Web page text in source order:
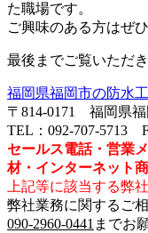
た職場です。
ご興味のある方はぜひ
最後までご覧いただ
福岡県福岡市の防水
〒814-0171 福岡県
TEL：092-707-5713
セールス電話・営業
材・インターネット
上記等に該当する弊
弊社業務に関するご
090-2960-0441 までお